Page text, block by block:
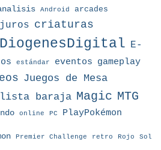
Android arcades
criaturas
DiogenesDigital E-
estándar eventos gameplay
Juegos de Mesa
lista baraja Magic MTG
online PC PlayPokémon
Premier Challenge retro Rojo Sol